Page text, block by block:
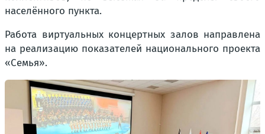
населённого пункта.
Работа виртуальных концертных залов направлена
на реализацию показателей национального проекта
«Семья».